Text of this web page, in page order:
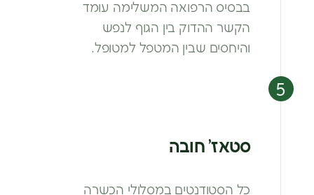
בבסיס הרפואה המשלימה עומד
הקשר ההדוק בין הגוף לנפש
והיחסים שבין המטפל למטופל.
סטאז’ חובה
כל הסטודנטים במסלולי הכשרה